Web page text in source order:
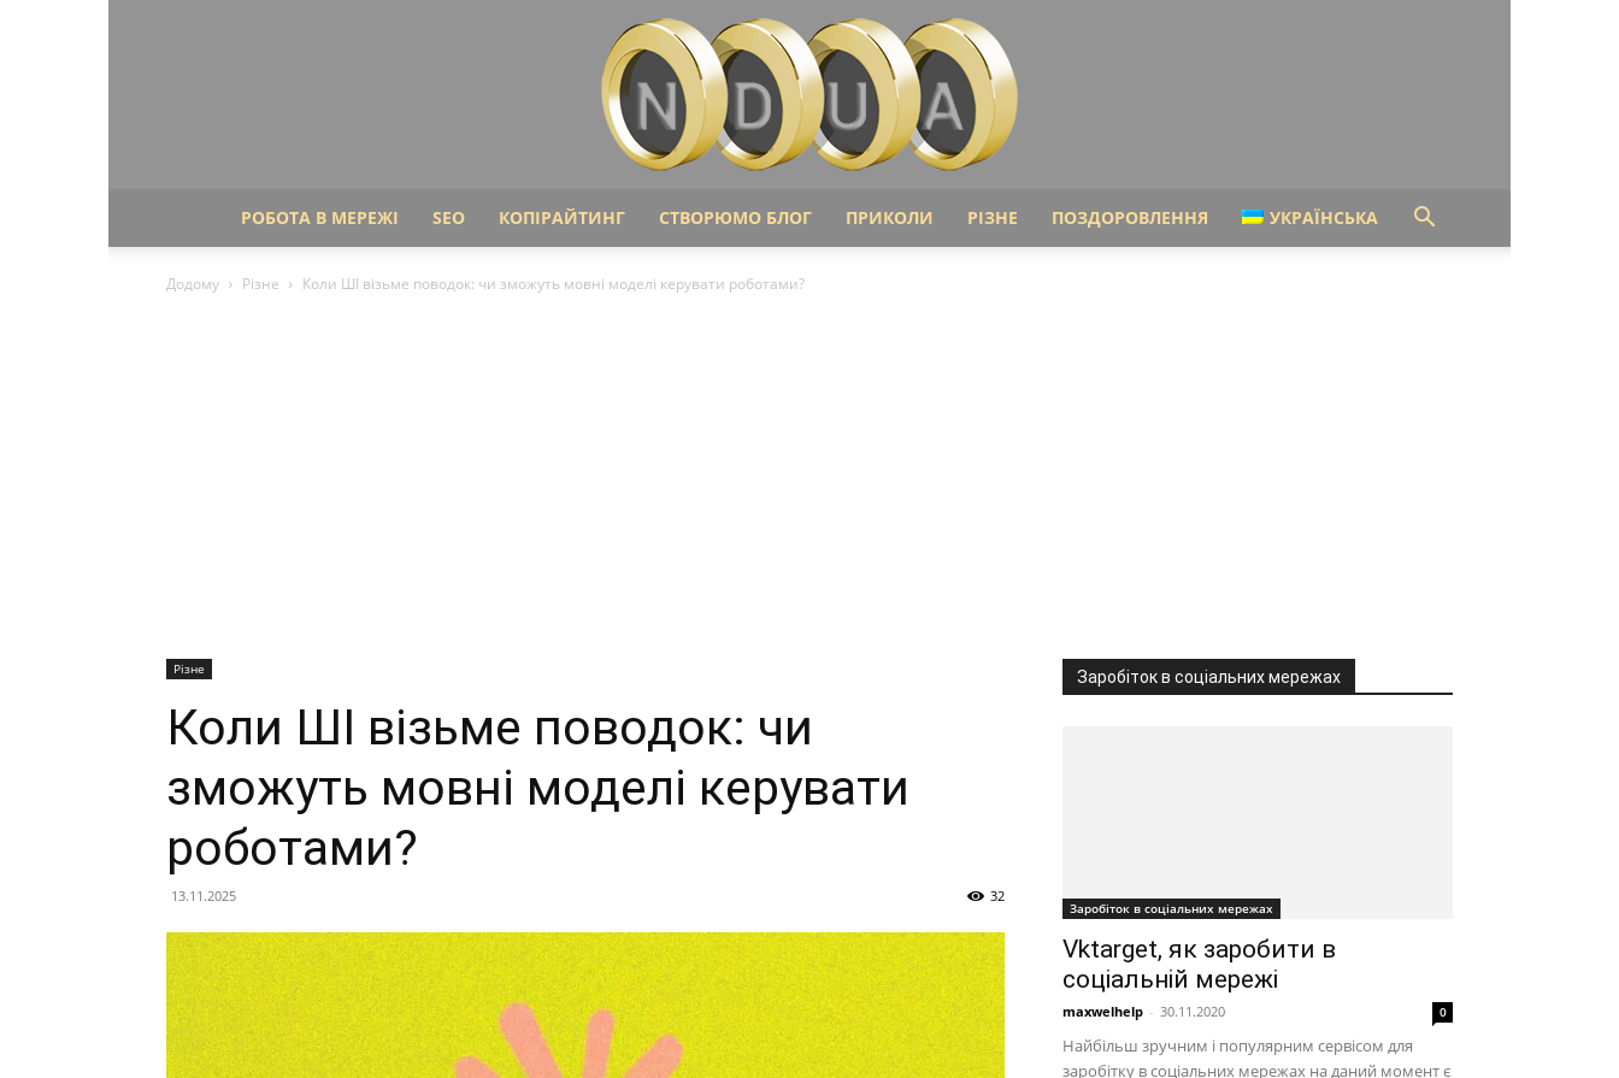
РОБОТА В МЕРЕЖІ SEO КОПІРАЙТИНГ СТВОРЮМО БЛОГ ПРИКОЛИ РІЗНЕ ПОЗДОРОВЛЕННЯ УКРАЇНСЬКА
Додому Різне Коли ШІ візьме поводок: чи зможуть мовні моделі керувати роботами?
Різне
Коли ШІ візьме поводок: чи
зможуть мовні моделі керувати
роботами?
13.11.2025 32
Заробіток в соціальних мережах
Заробіток в соціальних мережах
Vktarget, як заробити в
соціальній мережі
maxwelhelp - 30.11.2020 0
Найбільш зручним і популярним сервісом для
заробітку в соціальних мережах на даний момент є